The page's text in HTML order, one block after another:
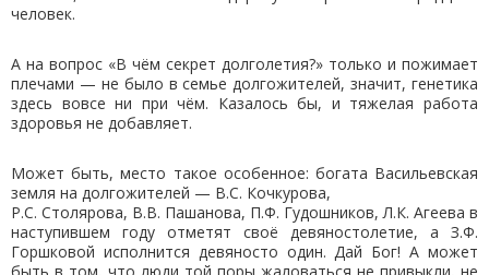
человек.
А на вопрос «В чём секрет долголетия?» только и пожимает
плечами — не было в семье долгожителей, значит, генетика
здесь вовсе ни при чём. Казалось бы, и тяжелая работа
здоровья не добавляет.
Может быть, место такое особенное: богата Васильевская
земля на долгожителей — В.С. Кочкурова,
Р.С. Столярова, В.В. Пашанова, П.Ф. Гудошников, Л.К. Агеева в
наступившем году отметят своё девяностолетие, а З.Ф.
Горшковой исполнится девяносто один. Дай Бог! А может